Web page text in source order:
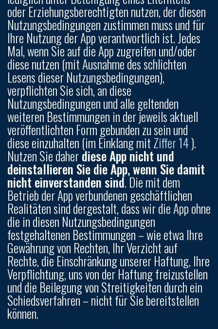
oder Erziehungsberechtigten nutzen, der diesen
Nutzungsbedingungen zustimmen muss und für
Ihre Nutzung der App verantwortlich ist. Jedes
Mal, wenn Sie auf die App zugreifen und/oder
diese nutzen (mit Ausnahme des schlichten
Lesens dieser Nutzungsbedingungen),
verpflichten Sie sich, an diese
Nutzungsbedingungen und alle geltenden
weiteren Bestimmungen in der jeweils aktuell
veröffentlichten Form gebunden zu sein und
diese einzuhalten (im Einklang mitZiffer 14).
Nutzen Sie daherdiese App nicht und
deinstallieren Sie die App, wenn Sie damit
nicht einverstanden sind. Die mit dem
Betrieb der App verbundenen geschäftlichen
Realitäten sind dergestalt, dass wir die App ohne
die in diesen Nutzungsbedingungen
festgehaltenen Bestimmungen – wie etwa Ihre
Gewährung von Rechten, Ihr Verzicht auf
Rechte, die Einschränkung unserer Haftung, Ihre
Verpflichtung, uns von der Haftung freizustellen
und die Beilegung von Streitigkeiten durch ein
Schiedsverfahren – nicht für Sie bereitstellen
können.